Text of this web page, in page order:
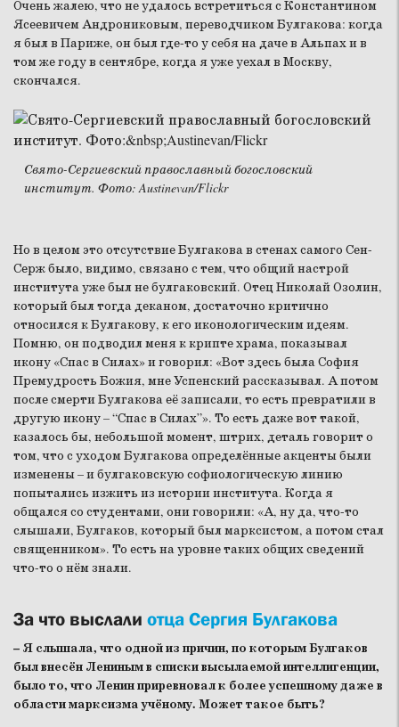
Очень жалею, что не удалось встретиться с Константином
Ясеевичем Андрониковым, переводчиком Булгакова: когда
я был в Париже, он был где-то у себя на даче в Альпах и в
том же году в сентябре, когда я уже уехал в Москву,
скончался.
Свято-Сергиевский православный богословский
институт. Фото: Austinevan/Flickr
Но в целом это отсутствие Булгакова в стенах самого Сен-
Серж было, видимо, связано с тем, что общий настрой
института уже был не булгаковский. Отец Николай Озолин,
который был тогда деканом, достаточно критично
относился к Булгакову, к его иконологическим идеям.
Помню, он подводил меня к крипте храма, показывал
икону «Спас в Силах» и говорил: «Вот здесь была София
Премудрость Божия, мне Успенский рассказывал. А потом
после смерти Булгакова её записали, то есть превратили в
другую икону – “Спас в Силах”». То есть даже вот такой,
казалось бы, небольшой момент, штрих, деталь говорит о
том, что с уходом Булгакова определённые акценты были
изменены – и булгаковскую софиологическую линию
попытались изжить из истории института. Когда я
общался со студентами, они говорили: «А, ну да, что-то
слышали, Булгаков, который был марксистом, а потом стал
священником». То есть на уровне таких общих сведений
что-то о нём знали.
За что выслали отца Сергия Булгакова
– Я слышала, что одной из причин, по которым Булгаков
был внесён Лениным в списки высылаемой интеллигенции,
было то, что Ленин приревновал к более успешному даже в
области марксизма учёному. Может такое быть?